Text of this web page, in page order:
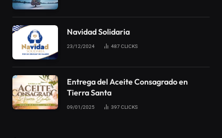
Navidad Solidaria
23/12/2024 487 CLICKS
Entrega del Aceite Consagrado en
Tierra Santa
09/01/2025 397 CLICKS